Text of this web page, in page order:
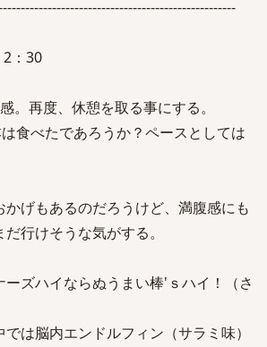
：30
。再度、休憩を取る事にする。
食べたであろうか？ペースとしては
げもあるのだろうけど、満腹感にも
行けそうな気がする。
ズハイならぬうまい棒'ｓハイ！（さ
は脳内エンドルフィン（サラミ味）